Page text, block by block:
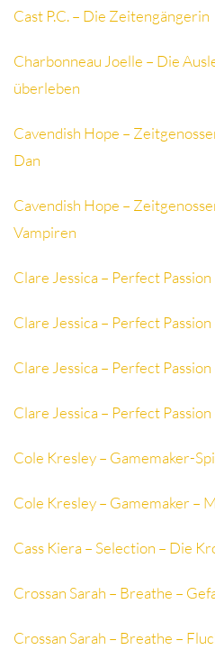
Cast P.C. – Die Zeitengängerin
Charbonneau Joelle – Die
überleben
Cavendish Hope –
Dan
Cavendish Hope –
Vampiren
Clare Jessica – Perfect Passion
Clare Jessica – Perfect
Clare Jessica – Perfect
Clare Jessica – Perfect
Cole Kresley – Gamemaker-
Cole Kresley – Gamemaker –
Cass Kiera – Selection – Die
Crossan Sarah – Breathe –
Crossan Sarah – Breathe –